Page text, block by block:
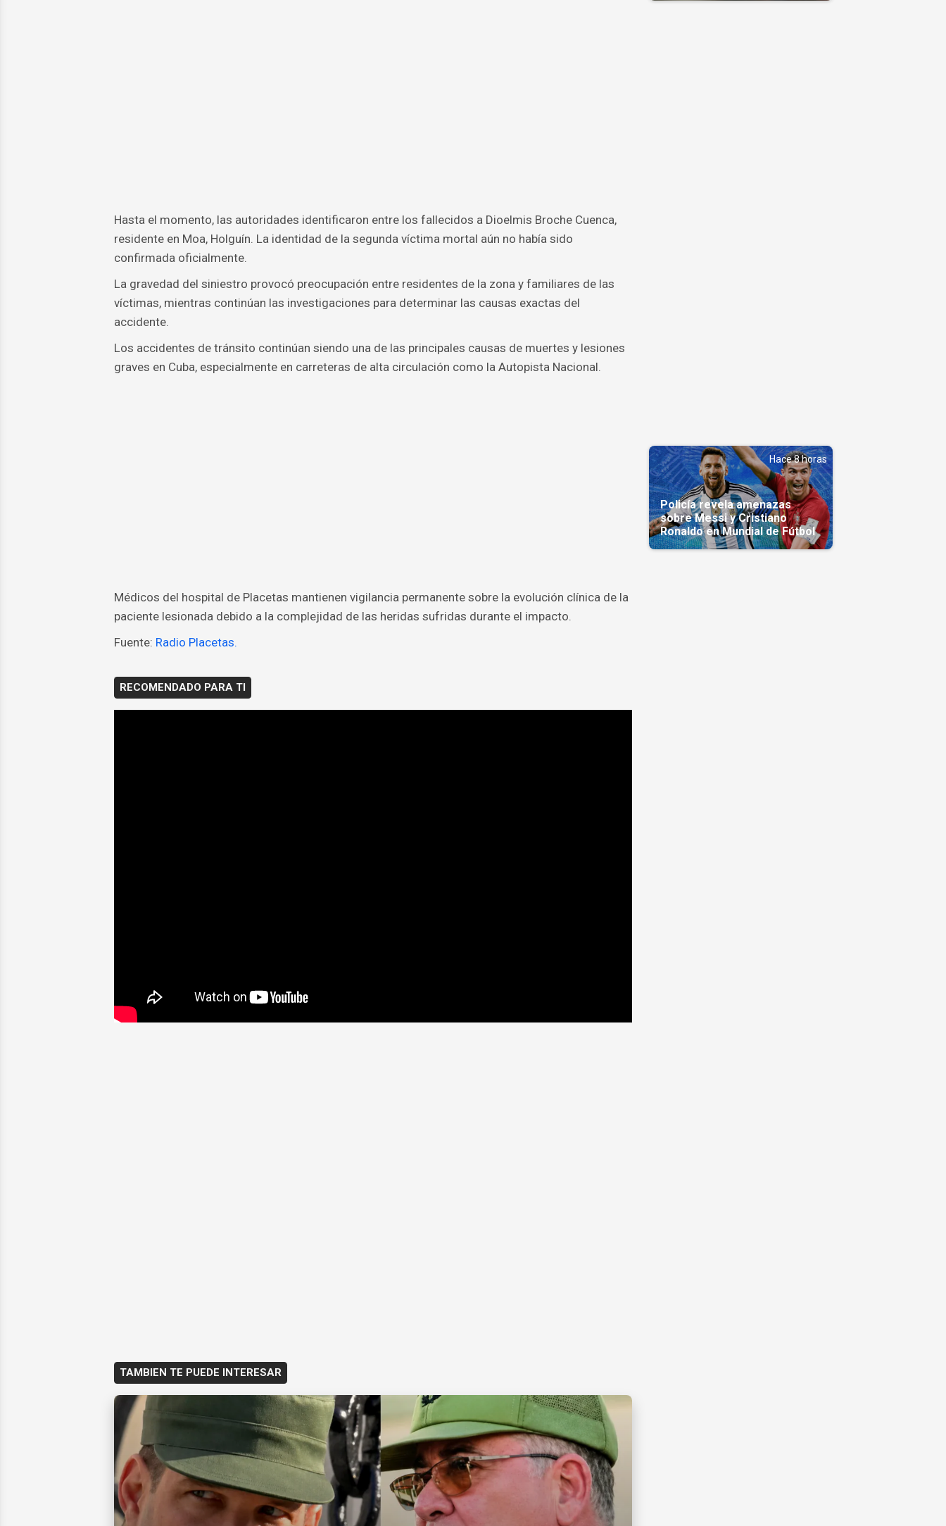
Hasta el momento, las autoridades identificaron entre los fallecidos a Dioelmis Broche Cuenca,
residente en Moa, Holguín. La identidad de la segunda víctima mortal aún no había sido
confirmada oficialmente.
La gravedad del siniestro provocó preocupación entre residentes de la zona y familiares de las
víctimas, mientras continúan las investigaciones para determinar las causas exactas del
accidente.
Los accidentes de tránsito continúan siendo una de las principales causas de muertes y lesiones
graves en Cuba, especialmente en carreteras de alta circulación como la Autopista Nacional.
Médicos del hospital de Placetas mantienen vigilancia permanente sobre la evolución clínica de la
paciente lesionada debido a la complejidad de las heridas sufridas durante el impacto.
Fuente: Radio Placetas.
RECOMENDADO PARA TI
TAMBIEN TE PUEDE INTERESAR
Hace 8 horas
Policía revela amenazas
sobre Messi y Cristiano
Ronaldo en Mundial de Fútbol